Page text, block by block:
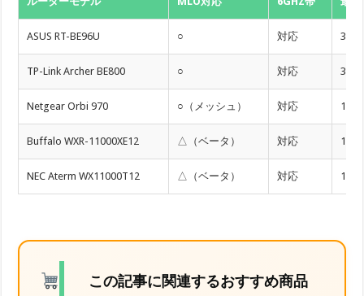
ASUS RT-BE96U ○ 対応
TP-Link Archer BE800 ○ 対応
Netgear Orbi 970 ○（メッシュ） 対応
Buffalo WXR-11000XE12 △（ベータ） 対応
NEC Aterm WX11000T12 △（ベータ） 対応
この記事に関連するおすすめ商品